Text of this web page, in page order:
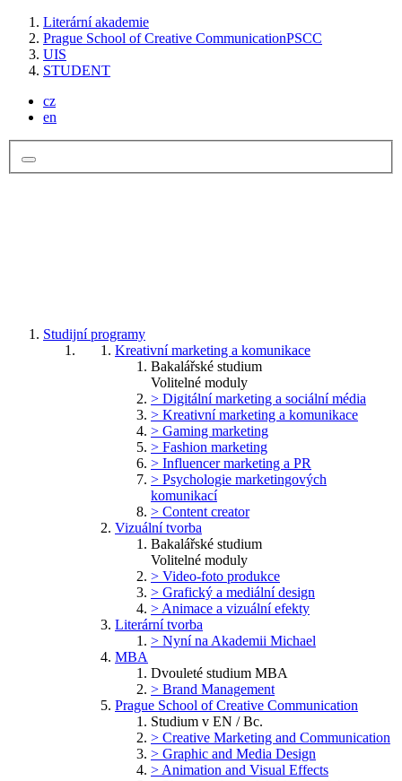
Literární akademie
Prague School of Creative CommunicationPSCC
UIS
STUDENT
cz
en
Studijní programy
Kreativní marketing a komunikace
Bakalářské studium
Volitelné moduly
> Digitální marketing a sociální média
> Kreativní marketing a komunikace
> Gaming marketing
> Fashion marketing
> Influencer marketing a PR
> Psychologie marketingových
komunikací
> Content creator
Vizuální tvorba
Bakalářské studium
Volitelné moduly
> Video-foto produkce
> Grafický a mediální design
> Animace a vizuální efekty
Literární tvorba
> Nyní na Akademii Michael
MBA
Dvouleté studium MBA
> Brand Management
Prague School of Creative Communication
Studium v EN / Bc.
> Creative Marketing and Communication
> Graphic and Media Design
> Animation and Visual Effects